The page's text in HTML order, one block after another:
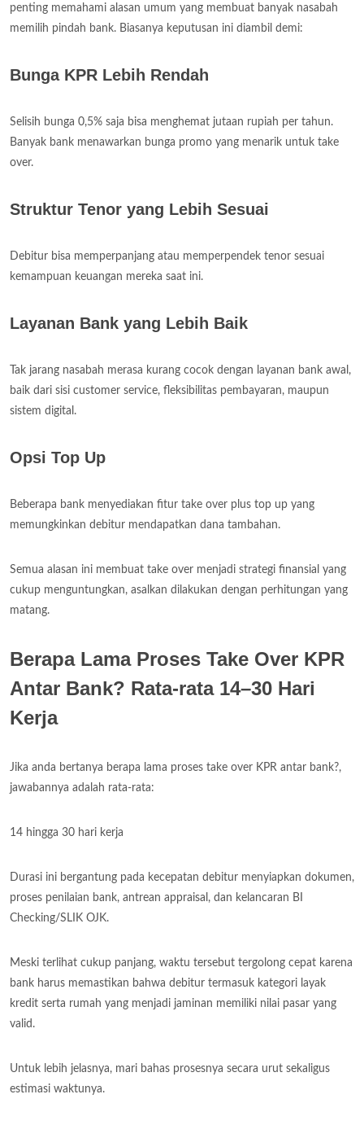
penting memahami alasan umum yang membuat banyak nasabah
memilih pindah bank. Biasanya keputusan ini diambil demi:
Bunga KPR Lebih Rendah
Selisih bunga 0,5% saja bisa menghemat jutaan rupiah per tahun.
Banyak bank menawarkan bunga promo yang menarik untuk take
over.
Struktur Tenor yang Lebih Sesuai
Debitur bisa memperpanjang atau memperpendek tenor sesuai
kemampuan keuangan mereka saat ini.
Layanan Bank yang Lebih Baik
Tak jarang nasabah merasa kurang cocok dengan layanan bank awal,
baik dari sisi customer service, fleksibilitas pembayaran, maupun
sistem digital.
Opsi Top Up
Beberapa bank menyediakan fitur take over plus top up yang
memungkinkan debitur mendapatkan dana tambahan.
Semua alasan ini membuat take over menjadi strategi finansial yang
cukup menguntungkan, asalkan dilakukan dengan perhitungan yang
matang.
Berapa Lama Proses Take Over KPR
Antar Bank? Rata-rata 14–30 Hari
Kerja
Jika anda bertanya berapa lama proses take over KPR antar bank?,
jawabannya adalah rata-rata:
14 hingga 30 hari kerja
Durasi ini bergantung pada kecepatan debitur menyiapkan dokumen,
proses penilaian bank, antrean appraisal, dan kelancaran BI
Checking/SLIK OJK.
Meski terlihat cukup panjang, waktu tersebut tergolong cepat karena
bank harus memastikan bahwa debitur termasuk kategori layak
kredit serta rumah yang menjadi jaminan memiliki nilai pasar yang
valid.
Untuk lebih jelasnya, mari bahas prosesnya secara urut sekaligus
estimasi waktunya.